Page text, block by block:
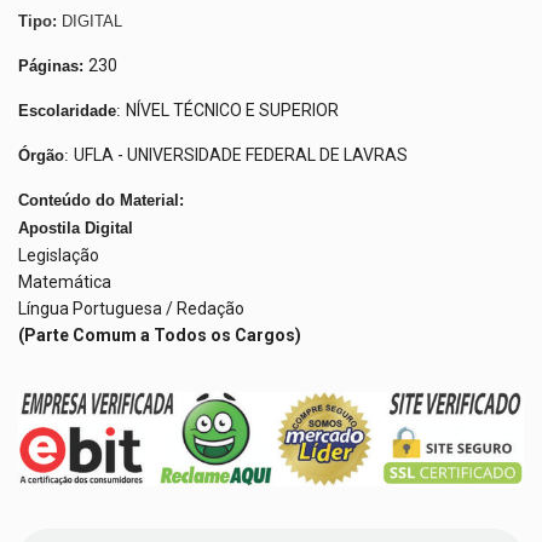
Tipo: DIGITAL
Páginas: 230
Escolaridade: NÍVEL TÉCNICO E SUPERIOR
Órgão: UFLA - UNIVERSIDADE FEDERAL DE LAVRAS
Conteúdo do Material:
Apostila Digital
Legislação
Matemática
Língua Portuguesa / Redação
(Parte Comum a Todos os Cargos)